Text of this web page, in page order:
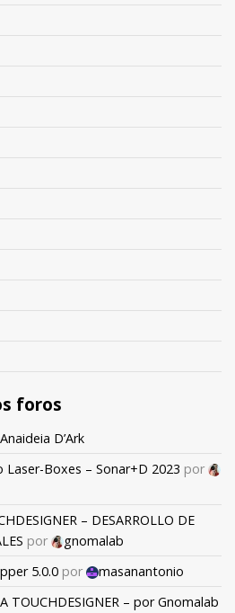
foros
Anaideia D’Ark
Boxes – Sonar+D 2023 por
– DESARROLLO DE
por
gnomalab
5.0.0 por
masanantonio
TOUCHDESIGNER – por Gnomalab